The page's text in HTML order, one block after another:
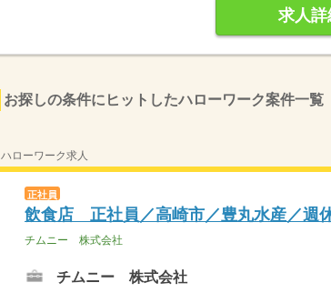
求人詳
お探しの条件にヒットしたハローワーク案件一覧
ハローワーク求人
正社員
飲食店 正社員／高崎市／豊丸水産／週
チムニー 株式会社
チムニー 株式会社